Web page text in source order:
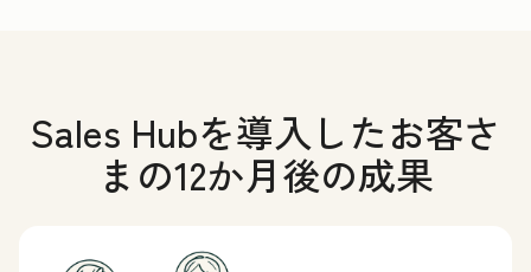
Sales Hubを導入したお客さ
まの12か月後の成果